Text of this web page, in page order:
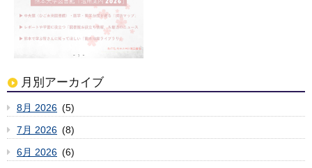
月別アーカイブ
8月 2026 (5)
7月 2026 (8)
6月 2026 (6)